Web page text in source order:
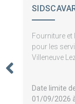
Fourniture
pour les
Villeneuve
Date limite
01/09/2026